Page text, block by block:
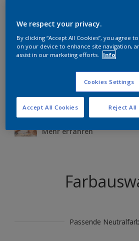
Produkte in diesem
Probiere jetzt die
Mehr erfahren
Passende
We respect your privacy.
By clicking “Accept All Cookies”, you agree
on your device to enhance site navigation,
assist in our marketing efforts.
Info
Cookies Settings
Reject All
Accept All Cookies